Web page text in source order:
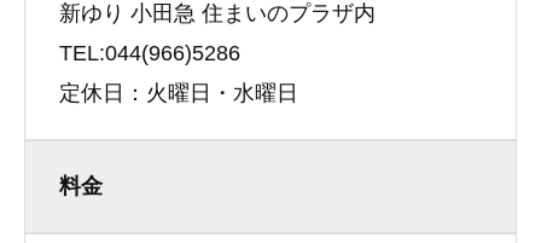
新ゆり 小田急 住まいのプラザ内
TEL:044(966)5286
定休日：火曜日・水曜日
料金